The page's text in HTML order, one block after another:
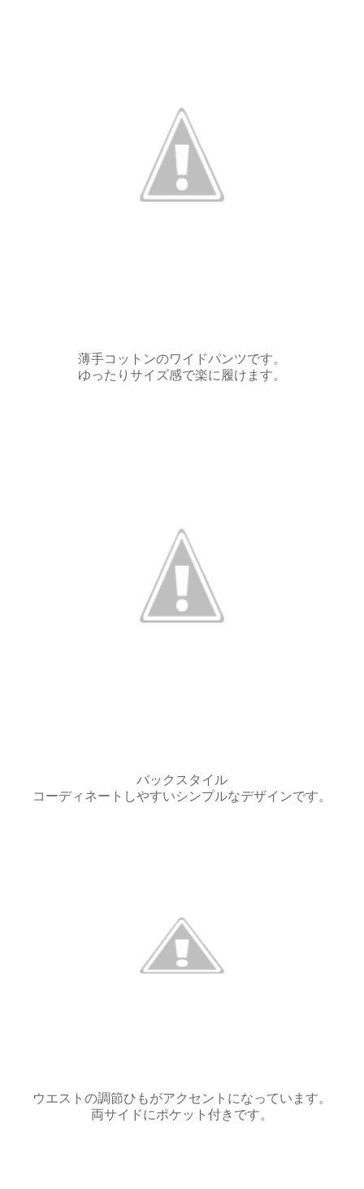
薄手コットンのワイドパンツです。
ゆったりサイズ感で楽に履けます。
バックスタイル
コーディネートしやすいシンプルなデザインです。
ウエストの調節ひもがアクセントになっています。
両サイドにポケット付きです。